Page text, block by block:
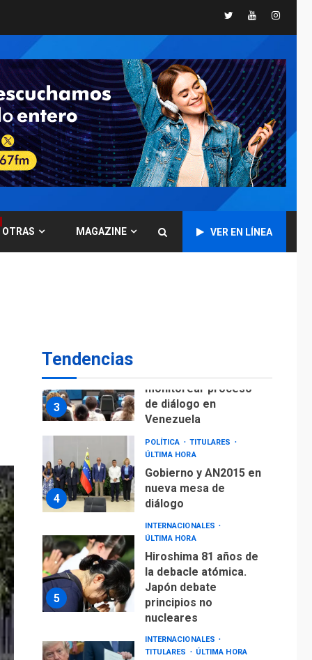
TwitterYoutube
OTRAS MAGAZINE VER EN LÍNEA
Tendencias
7
GUERRA EN EL MUNDO
Ucrania y Rusia
intensifican
ofensivas de largo
alcance
NACIONALES
TITULARES
ÚLTIMA HORA
Instalan carpas
metálicas como
terminales
Aeropuerto de
3
monitorear proceso
de diálogo en
Venezuela
4
POLÍTICA
TITULARES
ÚLTIMA HORA
Gobierno y AN2015 en
nueva mesa de
diálogo
5
INTERNACIONALES
ÚLTIMA HORA
Hiroshima 81 años de
la debacle atómica.
Japón debate
principios no
nucleares
INTERNACIONALES
TITULARES
ÚLTIMA HORA